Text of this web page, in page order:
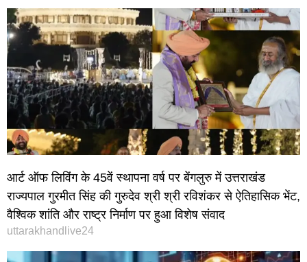
आर्ट ऑफ लिविंग के 45वें स्थापना वर्ष पर बेंगलुरु में उत्तराखंड
राज्यपाल गुरमीत सिंह की गुरुदेव श्री श्री रविशंकर से ऐतिहासिक भेंट,
वैश्विक शांति और राष्ट्र निर्माण पर हुआ विशेष संवाद
uttarakhandlive24